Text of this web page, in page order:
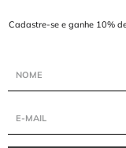
Cadastre-se e ganhe 10%